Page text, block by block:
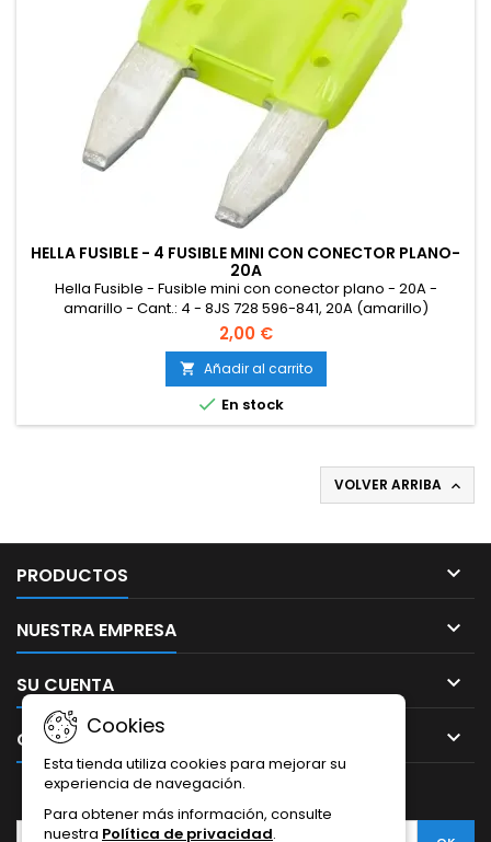
HELLA FUSIBLE - 4 FUSIBLE MINI CON CONECTOR PLANO-
20A
Hella Fusible - Fusible mini con conector plano - 20A -
amarillo - Cant.: 4 - 8JS 728 596-841, 20A (amarillo)
2,00 €
 Añadir al carrito
 En stock
VOLVER ARRIBA 
PRODUCTOS 
NUESTRA EMPRESA 
SU CUENTA 
CONTACTO 
Cookies
Esta tienda utiliza cookies para mejorar su
experiencia de navegación.
Para obtener más información, consulte
nuestra Política de privacidad.
BOLETÍN